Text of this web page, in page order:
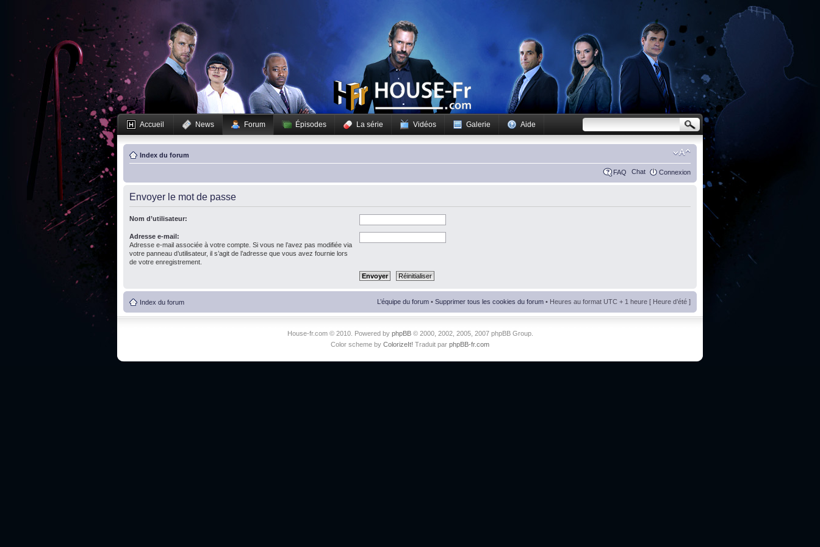
Accueil News Forum Épisodes La série Vidéos Galerie Aide
Index du forum
FAQ Chat Connexion
Envoyer le mot de passe
Nom d’utilisateur:
Adresse e-mail:
Adresse e-mail associée à votre compte. Si vous ne l’avez pas modifiée via
votre panneau d’utilisateur, il s’agit de l’adresse que vous avez fournie lors
de votre enregistrement.
Index du forum L’équipe du forum • Supprimer tous les cookies du forum • Heures au format UTC + 1 heure [ Heure d’été ]
House-fr.com © 2010. Powered by phpBB© 2000, 2002, 2005, 2007 phpBB Group.
Color scheme by ColorizeIt! Traduit par phpBB-fr.com